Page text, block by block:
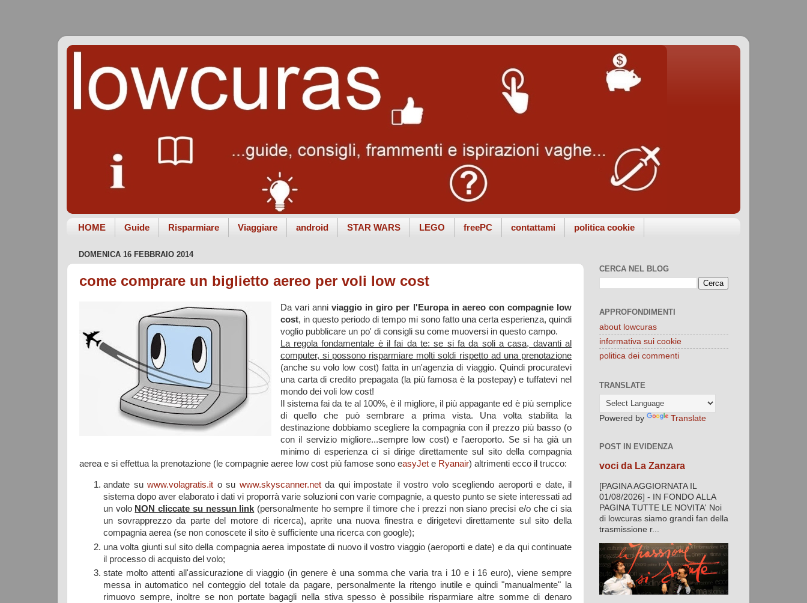
HOME Guide Risparmiare Viaggiare android STAR WARS LEGO freePC contattami politica cookie
DOMENICA 16 FEBBRAIO 2014
come comprare un biglietto aereo per voli low cost
Da vari anniviaggio in giro per l'Europa in aereo con compagnie low
cost, in questo periodo di tempo mi sono fatto una certa esperienza, quindi
voglio pubblicare un po' di consigli su come muoversi in questo campo.
La regola fondamentale è il fai da te: se si fa da soli a casa, davanti al
computer, si possono risparmiare molti soldi rispetto ad una prenotazione
(anche su volo low cost) fatta in un'agenzia di viaggio. Quindi procuratevi
una carta di credito prepagata (la più famosa è la postepay) e tuffatevi nel
mondo dei voli low cost!
Il sistema fai da te al 100%, è il migliore, il più appagante ed è più semplice
di quello che puòsembrare a prima vista. Una volta stabilita la
destinazione dobbiamo scegliere la compagnia con il prezzo più basso (o
con il servizio migliore...sempre low cost) e l'aeroporto. Se si ha già un
minimo di esperienza ci si dirige direttamente sul sito della compagnia
aerea e si effettua la prenotazione (le compagnie aeree low cost più famose sono easyJet e Ryanair) altrimenti ecco il trucco:
andate su www.volagratis.it o su www.skyscanner.netda qui impostate il vostro volo scegliendo aeroporti e date, il
sistema dopo aver elaborato i dati vi proporrà varie soluzioni con varie compagnie, a questo punto se siete interessati ad
un volo NON cliccate su nessun link (personalmente ho sempre il timore che i prezzi non siano precisi e/o che ci sia
un sovrapprezzo da parte del motore di ricerca), aprite una nuova finestra e dirigetevi direttamente sul sito della
compagnia aerea (se non conoscete il sito è sufficiente una ricerca con google);
una volta giunti sul sito della compagnia aerea impostate di nuovo il vostro viaggio (aeroporti e date) e da qui continuate
il processo di acquisto del volo;
state molto attenti all'assicurazione di viaggio (in genere è una somma che varia tra i 10 e i 16 euro), viene sempre
messa in automatico nel conteggio del totale da pagare, personalmente la ritengo inutile e quindi "manualmente" la
rimuovo sempre, inoltre se non portate bagagli nella stiva spesso è possibile risparmiare altre somme di denaro
CERCA NEL BLOG
APPROFONDIMENTI
about lowcuras
informativa sui cookie
politica dei commenti
TRANSLATE
Powered by Translate
POST IN EVIDENZA
voci da La Zanzara
[PAGINA AGGIORNATA IL
01/08/2026] - IN FONDO ALLA
PAGINA TUTTE LE NOVITA' Noi
di lowcuras siamo grandi fan della
trasmissione r...